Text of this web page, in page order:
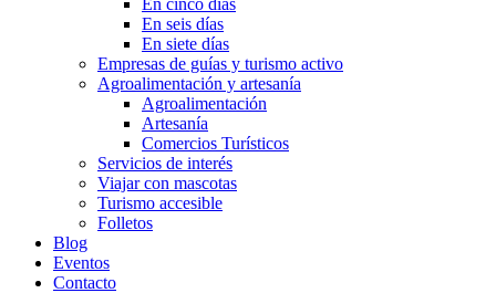
En cinco días
En seis días
En siete días
Empresas de guías y turismo activo
Agroalimentación y artesanía
Agroalimentación
Artesanía
Comercios Turísticos
Servicios de interés
Viajar con mascotas
Turismo accesible
Folletos
Blog
Eventos
Contacto